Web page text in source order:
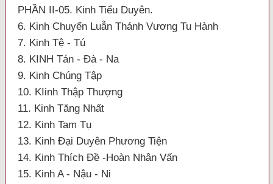
PHẦN II-05. Kinh Tiểu Duyên.
6. Kinh Chuyển Luẫn Thánh Vương Tu Hành
7. Kinh Tệ - Tú
8. KINH Tán - Đà - Na
9. Kinh Chúng Tập
10. KIinh Thập Thượng
11. Kinh Tăng Nhất
12. Kinh Tam Tụ
13. Kinh Đại Duyên Phương Tiện
14. Kinh Thích Đề -Hoàn Nhân Vấn
15. Kinh A - Nậu - Ni